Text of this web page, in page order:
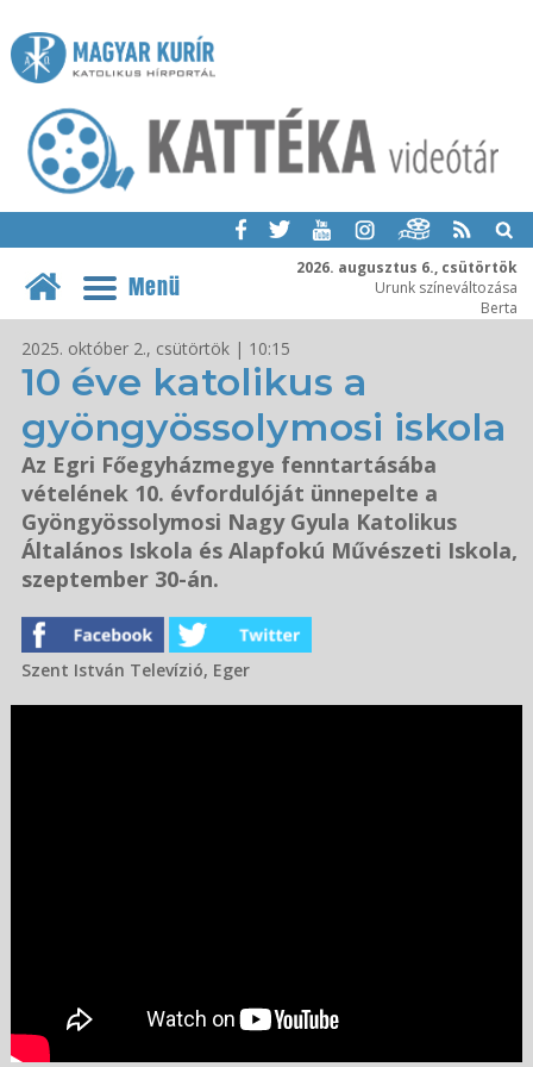
2026. augusztus 6., csütörtök
Urunk színeváltozása
Berta
Menü
2025. október 2., csütörtök | 10:15
10 éve katolikus a
gyöngyössolymosi iskola
Az Egri Főegyházmegye fenntartásába
vételének 10. évfordulóját ünnepelte a
Gyöngyössolymosi Nagy Gyula Katolikus
Általános Iskola és Alapfokú Művészeti Iskola,
szeptember 30-án.
Szent István Televízió, Eger